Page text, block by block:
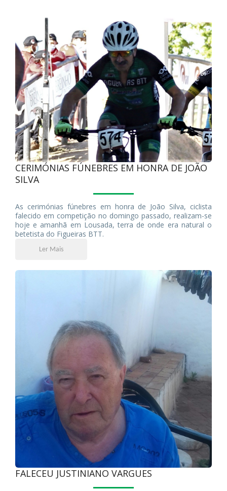
CERIMÓNIAS FÚNEBRES EM HONRA DE JOÃO
SILVA
As cerimónias fúnebres em honra de João Silva, ciclista
falecido em competição no domingo passado, realizam-se
hoje e amanhã em Lousada, terra de onde era natural o
betetista do Figueiras BTT.
Ler Mais
FALECEU JUSTINIANO VARGUES